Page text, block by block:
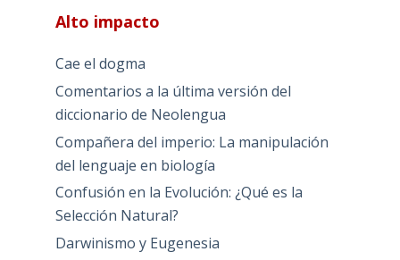
Alto impacto
Cae el dogma
Comentarios a la última versión del
diccionario de Neolengua
Compañera del imperio: La manipulación
del lenguaje en biología
Confusión en la Evolución: ¿Qué es la
Selección Natural?
Darwinismo y Eugenesia